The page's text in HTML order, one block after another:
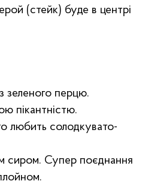
(стейк) буде в центрі
зеленого перцю.
пікантністю.
любить солодкувато-
сиром. Супер поєднання